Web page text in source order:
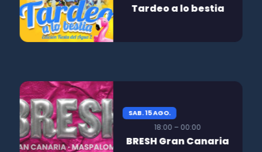
Tardeo a lo bestia
SAB. 15 AGO.
18:00 – 00:00
BRESH Gran Canaria